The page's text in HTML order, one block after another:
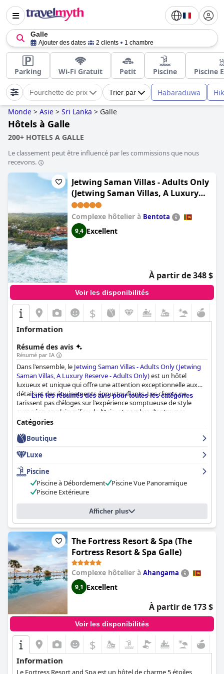
Galle
Ajouter des dates 2 clients 1 chambre
Parking Wi-Fi Gratuit Petit Piscine Piscine
Fourchette de prix Trier par Habaraduwa
Monde > Asie > Sri Lanka > Galle
Hôtels à Galle
200+ HOTELS A GALLE
Le classement peut être influencé par les commissions que nous
recevons.
Jetwing Saman Villas - Adults Only
(Jetwing Saman Villas, A Luxury
Reserve - Adults Only)
Complexe hôtelier à Bentota
9,4 Excellent
À partir de 348 $
Voir les disponibilités
$
Information
Résumé des avis
Résumé par IA
Dans l'ensemble, le Jetwing Saman Villas - Adults Only (Jetwing
Saman Villas, A Luxury Reserve - Adults Only)est un hôtel
luxueux et unique qui offre une attention exceptionnelle aux
détails et des équipements époustouflants. Les clients ne
tarissent pas d'éloges sur l'expérience somptueuse de style
européen en plein milieu de l'Asie, et nombre d'entre eux
soulignent l'incroyable petit-déjeuner et la magnifique piscine à
débordement perchée au bord d'une falaise. Que vous
recherchiez une expérience très luxueuse ou extrêmement
Villas, A Luxury Reserve - Adults Only)
n'est pas étonnant que les clients décrivent cet hôtel comme
étant si spécial - il s'agit vraiment d'une oasis de luxe unique en
son genre.
Lire les résumés des avis pour toutes les catégories
Catégories
Boutique
Luxe
Piscine
Piscine à Débordement
Piscine Vue Panoramique
Piscine Extérieure
Afficher plus
The Fortress Resort & Spa (The
Fortress Resort & Spa Galle)
Complexe hôtelier à Ahangama
9,1 Excellent
À partir de 173 $
Voir les disponibilités
$
Information
Le Fortress Resort and Spa est un hôtel de charme 5 étoiles